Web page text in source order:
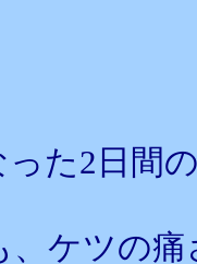
た2日間
、ケツの痛